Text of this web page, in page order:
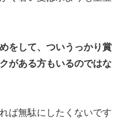
をして、ついうっかり賞
がある方もいるのではな
ば無駄にしたくないです